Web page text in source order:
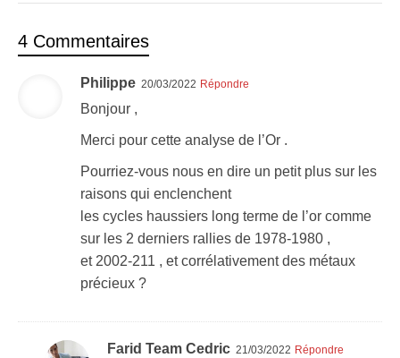
4 Commentaires
Philippe 20/03/2022 Répondre
Bonjour ,
Merci pour cette analyse de l’Or .
Pourriez-vous nous en dire un petit plus sur les
raisons qui enclenchent
les cycles haussiers long terme de l’or comme
sur les 2 derniers rallies de 1978-1980 ,
et 2002-211 , et corrélativement des métaux
précieux ?
Farid Team Cedric 21/03/2022 Répondre